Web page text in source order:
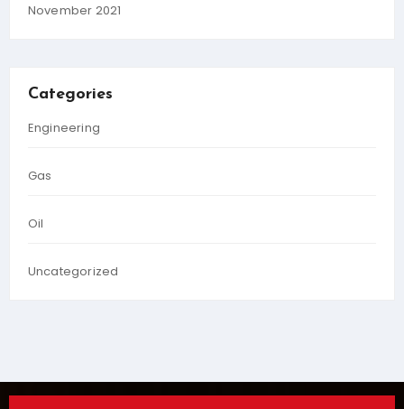
November 2021
Categories
Engineering
Gas
Oil
Uncategorized